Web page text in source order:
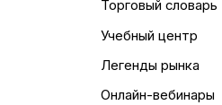
Торговый словарь
Учебный центр
Легенды рынка
Онлайн-вебинары